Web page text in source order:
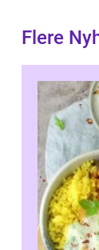
Flere